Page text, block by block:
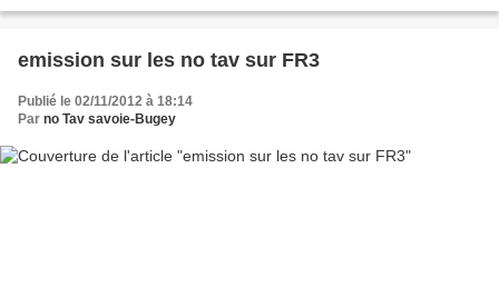
emission sur les no tav sur FR3
Publié le 02/11/2012 à 18:14
Par no Tav savoie-Bugey